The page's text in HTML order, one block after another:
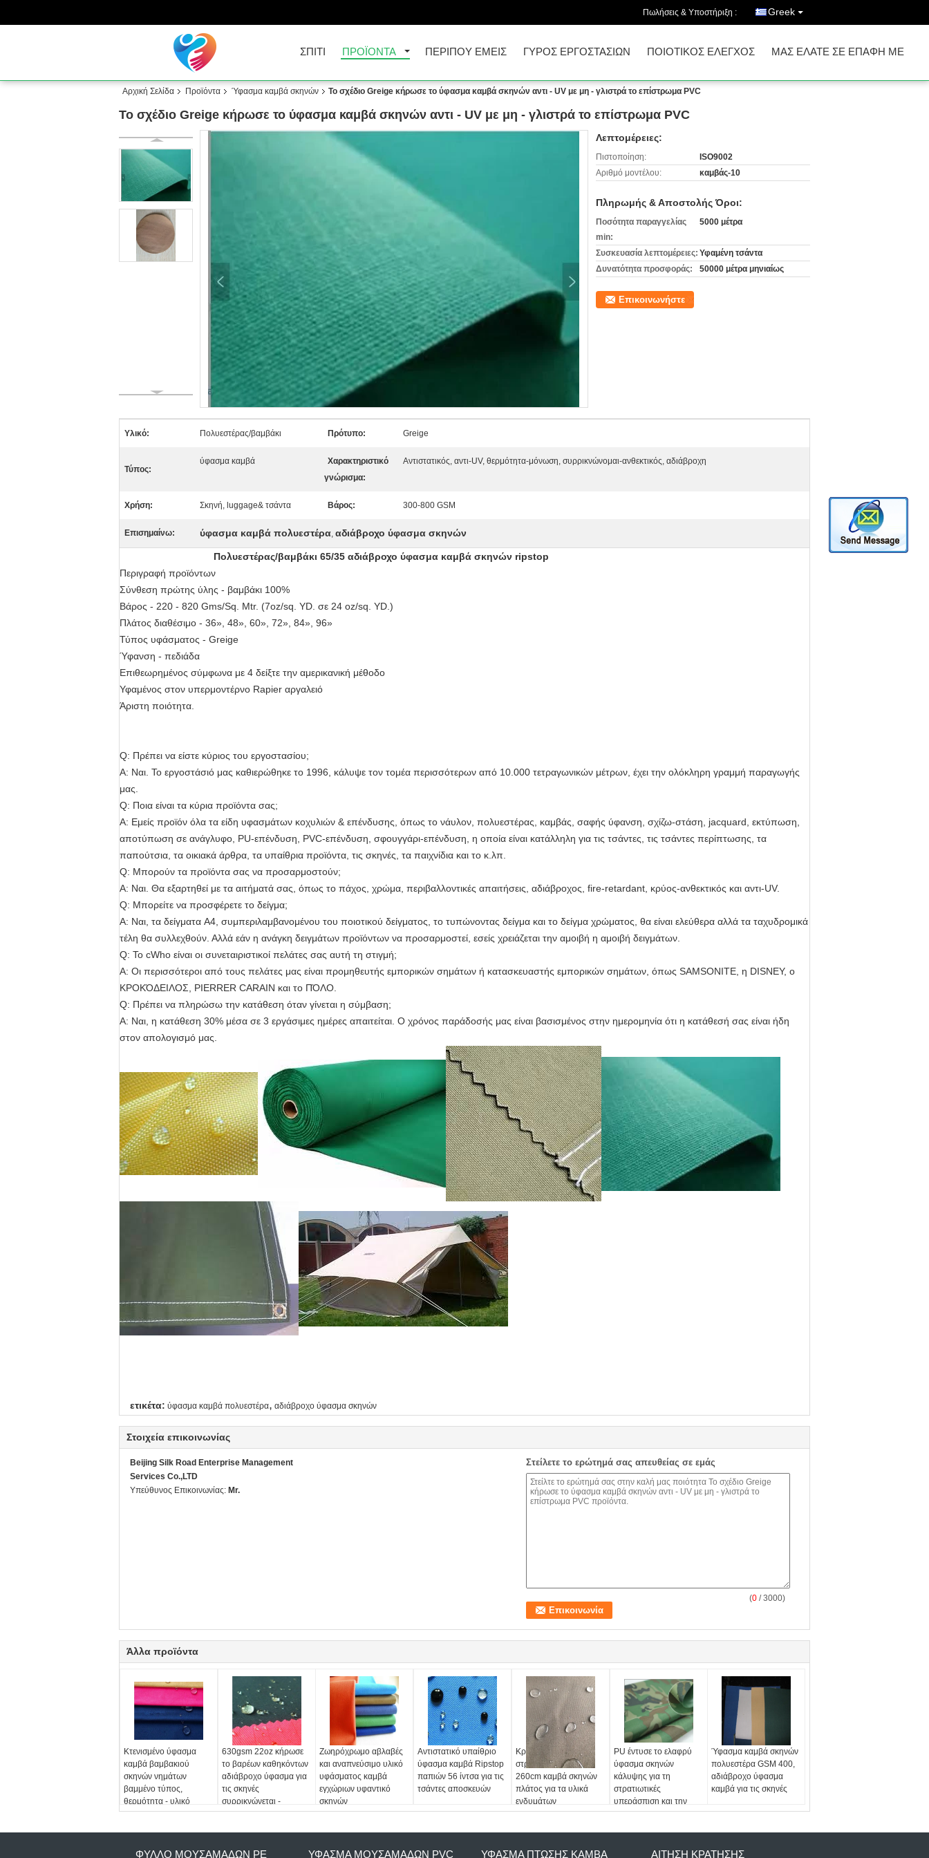
Πωλήσεις & Υποστήριξη : Greek
ΣΠΊΤΙ ΠΡΟΪΌΝΤΑ ΠΕΡΊΠΟΥ ΕΜΕΊΣ ΓΎΡΟΣ ΕΡΓΟΣΤΑΣΊΩΝ ΠΟΙΟΤΙΚΌΣ ΈΛΕΓΧΟΣ ΜΑΣ ΕΛΆΤΕ ΣΕ ΕΠΑΦΉ ΜΕ
Αρχική Σελίδα Προϊόντα Ύφασμα καμβά σκηνών Το σχέδιο Greige κήρωσε το ύφασμα καμβά σκηνών αντι - UV με μη - γλιστρά το επίστρωμα PVC
Το σχέδιο Greige κήρωσε το ύφασμα καμβά σκηνών αντι - UV με μη - γλιστρά το επίστρωμα PVC
Λεπτομέρειες:
Πιστοποίηση:
ISO9002
Αριθμό μοντέλου:
καμβάς-10
Πληρωμής & Αποστολής Όροι:
Ποσότητα παραγγελίας
min:
5000 μέτρα
Συσκευασία λεπτομέρειες: Υφαμένη τσάντα
Δυνατότητα προσφοράς:
50000 μέτρα μηνιαίως
Επικοινωνήστε
Υλικό: Πολυεστέρας/βαμβάκι Πρότυπο: Greige
Τύπος:
ύφασμα καμβά
Χαρακτηριστικό
γνώρισμα:
Αντιστατικός, αντι-UV, θερμότητα-μόνωση, συρρικνώνομαι-ανθεκτικός, αδιάβροχη
Χρήση: Σκηνή, luggage& τσάντα Βάρος: 300-800 GSM
Επισημαίνω: ύφασμα καμβά πολυεστέρα, αδιάβροχο ύφασμα σκηνών
Πολυεστέρας/βαμβάκι 65/35 αδιάβροχο ύφασμα καμβά σκηνών ripstop
Περιγραφή προϊόντων
Σύνθεση πρώτης ύλης - βαμβάκι 100%
Βάρος - 220 - 820 Gms/Sq. Mtr. (7oz/sq. YD. σε 24 oz/sq. YD.)
Πλάτος διαθέσιμο - 36», 48», 60», 72», 84», 96»
Τύπος υφάσματος - Greige
Ύφανση - πεδιάδα
Επιθεωρημένος σύμφωνα με 4 δείξτε την αμερικανική μέθοδο
Υφαμένος στον υπερμοντέρνο Rapier αργαλειό
Άριστη ποιότητα.
Q: Πρέπει να είστε κύριος του εργοστασίου;
Α: Ναι. Το εργοστάσιό μας καθιερώθηκε το 1996, κάλυψε τον τομέα περισσότερων από 10.000 τετραγωνικών μέτρων, έχει την ολόκληρη γραμμή παραγωγής
μας.
Q: Ποια είναι τα κύρια προϊόντα σας;
Α: Εμείς προϊόν όλα τα είδη υφασμάτων κοχυλιών & επένδυσης, όπως το νάυλον, πολυεστέρας, καμβάς, σαφής ύφανση, σχίζω-στάση, jacquard, εκτύπωση,
αποτύπωση σε ανάγλυφο, PU-επένδυση, PVC-επένδυση, σφουγγάρι-επένδυση, η οποία είναι κατάλληλη για τις τσάντες, τις τσάντες περίπτωσης, τα
παπούτσια, τα οικιακά άρθρα, τα υπαίθρια προϊόντα, τις σκηνές, τα παιχνίδια και το κ.λπ.
Q: Μπορούν τα προϊόντα σας να προσαρμοστούν;
Α: Ναι. Θα εξαρτηθεί με τα αιτήματά σας, όπως το πάχος, χρώμα, περιβαλλοντικές απαιτήσεις, αδιάβροχος, fire-retardant, κρύος-ανθεκτικός και αντι-UV.
Q: Μπορείτε να προσφέρετε το δείγμα;
Α: Ναι, τα δείγματα A4, συμπεριλαμβανομένου του ποιοτικού δείγματος, το τυπώνοντας δείγμα και το δείγμα χρώματος, θα είναι ελεύθερα αλλά τα ταχυδρομικά
τέλη θα συλλεχθούν. Αλλά εάν η ανάγκη δειγμάτων προϊόντων να προσαρμοστεί, εσείς χρειάζεται την αμοιβή η αμοιβή δειγμάτων.
Q: Το cWho είναι οι συνεταιριστικοί πελάτες σας αυτή τη στιγμή;
Α: Οι περισσότεροι από τους πελάτες μας είναι προμηθευτής εμπορικών σημάτων ή κατασκευαστής εμπορικών σημάτων, όπως SAMSONITE, η DISNEY, ο
ΚΡΟΚΌΔΕΙΛΟΣ, PIERRER CARAIN και το ΠΌΛΟ.
Q: Πρέπει να πληρώσω την κατάθεση όταν γίνεται η σύμβαση;
Α: Ναι, η κατάθεση 30% μέσα σε 3 εργάσιμες ημέρες απαιτείται. Ο χρόνος παράδοσής μας είναι βασισμένος στην ημερομηνία ότι η κατάθεσή σας είναι ήδη
στον απολογισμό μας.
ετικέτα: ύφασμα καμβά πολυεστέρα, αδιάβροχο ύφασμα σκηνών
Στοιχεία επικοινωνίας
Beijing Silk Road Enterprise Management
Services Co.,LTD
Υπεύθυνος Επικοινωνίας: Mr.
Στείλετε το ερώτημά σας απευθείας σε εμάς
(0 / 3000)
Άλλα προϊόντα
Κτενισμένο ύφασμα
καμβά βαμβακιού
σκηνών νημάτων
βαμμένο τύπος,
θερμότητα - υλικό
υφάσματος καναπέδων
630gsm 22oz κήρωσε
το βαρέων καθηκόντων
αδιάβροχο ύφασμα για
τις σκηνές
συρρικνώνεται -
ανθεκτικός
Ζωηρόχρωμο αβλαβές
και αναπνεύσιμο υλικό
υφάσματος καμβά
εγχώριων υφαντικό
σκηνών
Αντιστατικό υπαίθριο
ύφασμα καμβά Ripstop
παπιών 56 ίντσα για τις
τσάντες αποσκευών
Κρύο - ανθεκτικό
στρατιωτικό ύφασμα
260cm καμβά σκηνών
πλάτος για τα υλικά
ενδυμάτων
PU έντυσε το ελαφρύ
ύφασμα σκηνών
κάλυψης για τη
στρατιωτικές
υπεράσπιση και την
αεροπορία
Ύφασμα καμβά σκηνών
πολυεστέρα GSM 400,
αδιάβροχο ύφασμα
καμβά για τις σκηνές
ΦΎΛΛΟ ΜΟΥΣΑΜΆΔΩΝ PE ΎΦΑΣΜΑ ΜΟΥΣΑΜΆΔΩΝ PVC ΎΦΑΣΜΑ ΠΤΏΣΗΣ ΚΑΜΒΆ ΑΊΤΗΣΗ ΚΡΆΤΗΣΗΣ